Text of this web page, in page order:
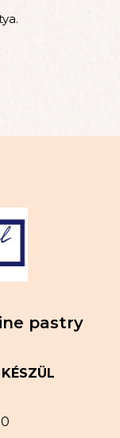
pastry